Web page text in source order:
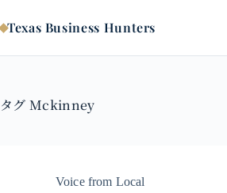
ン
ン
ス
Texas Business Hunters
タグ Mckinney
Voice from Local